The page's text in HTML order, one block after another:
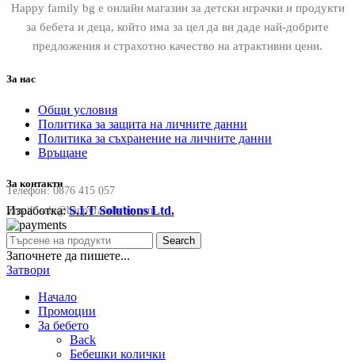
Happy family bg е онлайн магазин за детски играчки и продукти
за бебета и деца, който има за цел да ви даде най-добрите
предложения и страхотно качество на атрактивни цени.
За нас
Общи условия
Политика за защита на личните данни
Политика за съхранение на личните данни
Връщане
За контакти
Телефон:0876 415 057
Email:sale@happyfamilybg.com
Изработка:S.I.T Solutions Ltd.
Search
Започнете да пишете...
Затвори
Начало
Промоции
За бебето
Back
Бебешки колички